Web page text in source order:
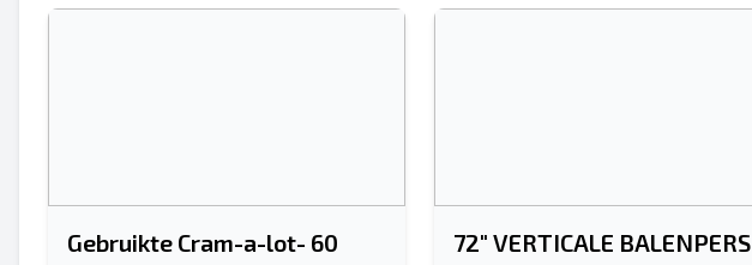
Gebruikte Cram-a-lot- 60
72" VERTICALE BALENPERS